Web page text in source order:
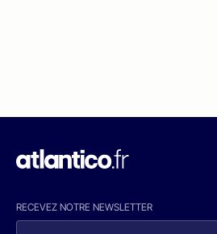
RECEVEZ NOTRE NEWSLETTER